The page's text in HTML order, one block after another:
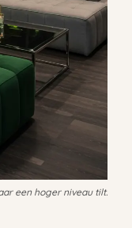
een hoger niveau tilt.